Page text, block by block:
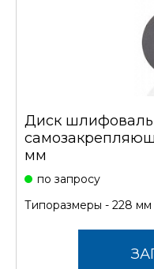
Диск
мм
по запросу
Типоразмеры - 228 мм